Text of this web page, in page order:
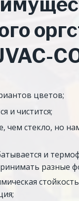
цветов;
и чистится;
чем стекло, но
и
разные